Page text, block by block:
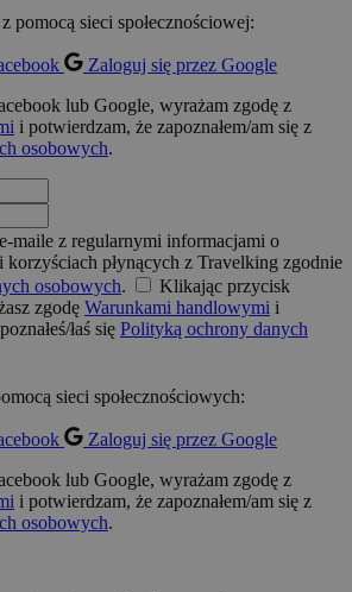
pomocą sieci społecznościowej:
Zaloguj się przez Google
lub Google, wyrażam zgodę z
i potwierdzam, że zapoznałem/am się z
osobowych.
maile z regularnymi informacjami o
płynących z Travelking zgodnie
osobowych.
Klikając przycisk
zgodę Warunkami handlowymi i
łaś się Polityką ochrony danych
sieci społecznościowych:
Zaloguj się przez Google
lub Google, wyrażam zgodę z
i potwierdzam, że zapoznałem/am się z
osobowych.